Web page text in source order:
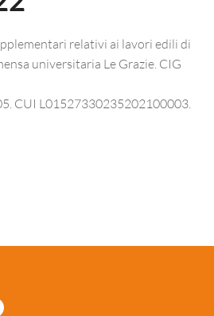
relativi ai lavori edili di
universitaria Le Grazie. CIG
CUI L01527330235202100003.